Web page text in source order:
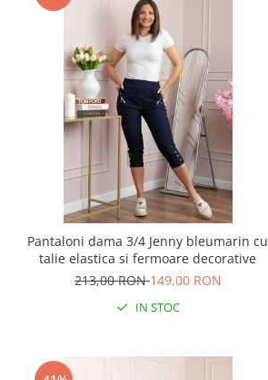
Pantaloni dama 3/4 Jenny bleumarin cu
talie elastica si fermoare decorative
213,00 RON149,00 RON
IN STOC